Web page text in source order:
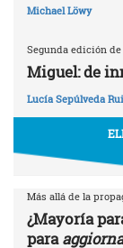
Michael Löwy
Segunda edición
Miguel: de
Lucía Sepúlveda
Más allá de la
¿Mayoría
para